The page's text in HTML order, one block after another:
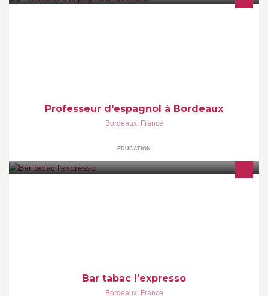
Professeur d'espagnol à Bordeaux
Bordeaux, France
EDUCATION
Bar tabac l'expresso
Bordeaux, France